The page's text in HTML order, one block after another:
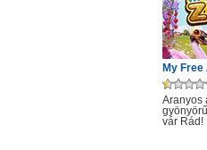
Aranyos
vár Rád!